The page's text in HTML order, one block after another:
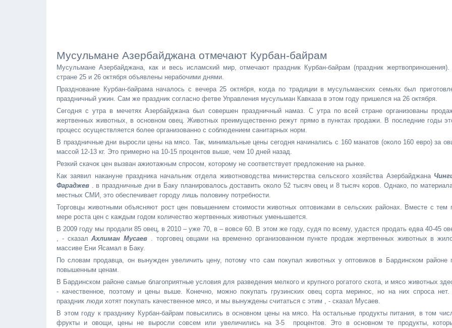
Мусульмане Азербайджана отмечают Курбан-байрам
Мусульмане Азербайджана, как и весь исламский мир, отмечают праздник Курбан-байрам (праздник
стране 25 и 26 октября объявлены нерабочими днями.
Празднование Курбан-байрама началось с вечера 25 октября, когда по традиции в мусульманских семьях был
праздничный ужин. Сам же праздник согласно фетве Управления мусульман Кавказа в этом году пришелся на 26 октября.
Сегодня с утра в мечетях Азербайджана был совершен праздничный намаз. С утра по всей стране организованы
жертвенных животных, в основном овец. Животных преимущественно режут прямо в пунктах продажи. В последние годы
процесс осуществляется более организованно с соблюдением санитарных норм.
В праздничные дни выросли цены на мясо. Так, минимальные цены сегодня начинались с 160 манатов (около 160 евро) за
массой 12-13 кг. Это примерно на 10-15 процентов выше, чем 10 дней назад.
Резкий скачок цен вызван ажиотажным спросом, которому не соответствует предложение на рынке.
Как заявил накануне праздника начальник отдела животноводства министерства сельского хозяйства Азербайджана
Фараджев . в праздничные дни в Баку планировалось доставить около 52 тысяч овец и 8 тысяч коров. Однако, по
местных СМИ, это обеспечивает городу лишь половину потребности.
Торговцы животными объясняют рост цен повышением стоимости животных оптовиками в сельских районах. Вместе с тем
мере роста цен с каждым годом количество жертвенных животных уменьшается.
В 2009 году мы продали 85 овец, в 2010 – уже 70, в – вовсе 60. В этом же году, судя по всему, удастся продать едва 40-45
, - сказалАхлиман Мусаев . торговец овцами на временно организованном пункте продаж жертвенных животных в
массиве Ени Ясамал в Баку.
По словам продавца, он вынужден увеличить цену, потому что сам покупал животных у оптовиков в Бардинском районе
повышенным ценам.
В Бардинском районе самые благоприятные условия для разведения мелкого и крупного рогатого скота, и мясо животных
- качественное, поэтому и цены выше. Конечно, можно покупать грузинских овец сорта меринос, но на них спроса
праздник люди хотят покупать качественное мясо, и мы вынуждены считаться с этим , - сказал Мусаев.
В этом году к празднику Курбан-байрам повысились в основном цены на мясо. На остальные продукты питания, в том
фрукты и овощи, цены не выросли совсем или увеличились на 3-5 процентов. Это в основном те продукты,